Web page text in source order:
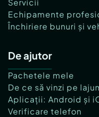
Echipamente
Închiriere bunuri și
De ajutor
Pachetele mele
De ce să vinzi pe
Aplicații: Android și
Verificare telefon